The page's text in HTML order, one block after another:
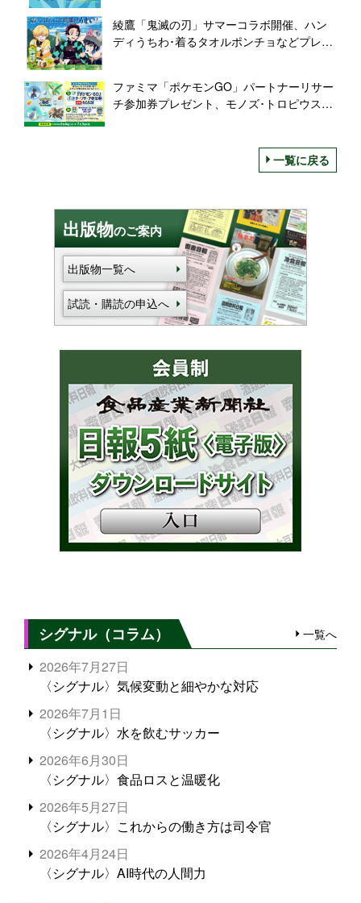
ナル
綾鷹「鬼滅の刃」サマーコラボ開催、ハン
ディうちわ･着るタオルポンチョなどプレゼ
ファミマ「ポケモンGO」パートナーリサー
チ参加券プレゼント、モノズ･トロピウス･
一覧に戻る
出版物のご案内
出版物一覧へ
試読・購読の申込へ
シグナル（コラム） 一覧へ
2026年7月27日
〈シグナル〉気候変動と細やかな対応
2026年7月1日
〈シグナル〉水を飲むサッカー
2026年6月30日
〈シグナル〉食品ロスと温暖化
2026年5月27日
〈シグナル〉これからの働き方は司令官
2026年4月24日
〈シグナル〉AI時代の人間力